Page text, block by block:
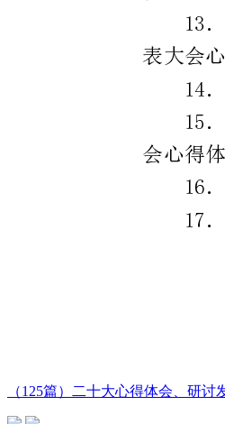
（125篇）二十大心得体会、研